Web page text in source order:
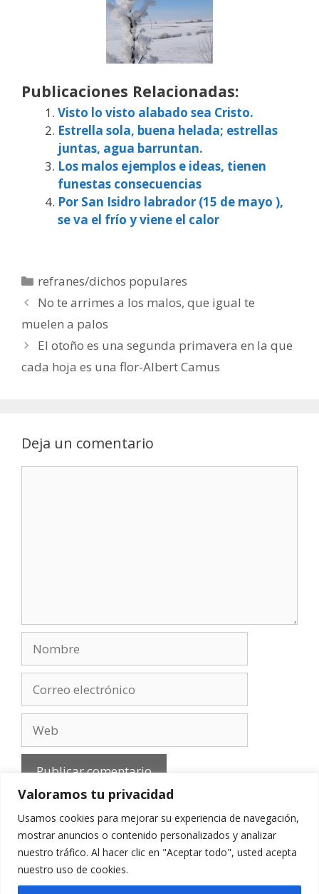
Valoramos tu privacidad
Usamos cookies para mejorar su experiencia de navegación,
mostrar anuncios o contenido personalizados y analizar
nuestro tráfico. Al hacer clic en "Aceptar todo", usted acepta
nuestro uso de cookies.
Publicaciones Relacionadas:
Visto lo visto alabado sea Cristo.
Estrella sola, buena helada; estrellas
juntas, agua barruntan.
Los malos ejemplos e ideas, tienen
funestas consecuencias
Por San Isidro labrador (15 de mayo ),
se va el frío y viene el calor
Categorías
refranes/dichos populares
No te arrimes a los malos, que igual te
muelen a palos
El otoño es una segunda primavera en la que
cada hoja es una flor-Albert Camus
Deja un comentario
electrónico
Aviso Legal-Política de privacidad
Contacto